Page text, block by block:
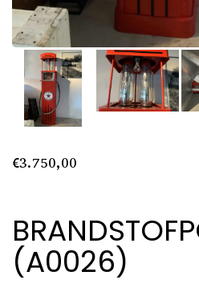
€3.750,00
(A0026)